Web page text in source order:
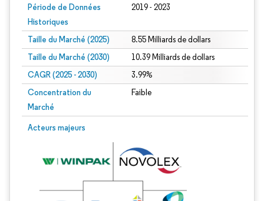
Période de Données
Historiques
2019 - 2023
Taille du Marché (2025) 8.55 Milliards de dollars
Taille du Marché (2030) 10.39 Milliards de dollars
CAGR (2025 - 2030) 3.99%
Concentration du
Marché
Faible
Acteurs majeurs